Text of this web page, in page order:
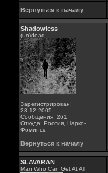
Вернуться к началу
Shadowless
(un)dead
Зарегистрирован:
28.12.2005
Сообщения: 261
Откуда: Россия, Нарко-
Фоминск
Вернуться к началу
SLAVARAN
Man Who Can Get At All